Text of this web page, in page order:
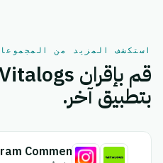
استكشف المزيد من
بتطبيق آخر.
Comment